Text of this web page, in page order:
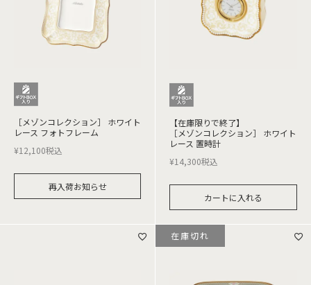
［メゾンコレクション］ ホワイト
レース フォトフレーム
¥12,100税込
再入荷お知らせ
【在庫限りで終了】
［メゾンコレクション］ ホワイト
レース 置時計
¥14,300税込
カートに入れる
在庫切れ